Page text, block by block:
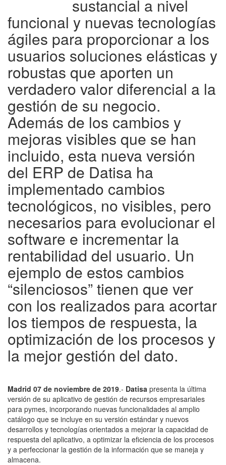
sustancial a nivel
funcional y nuevas tecnologías
ágiles para proporcionar a los
usuarios soluciones elásticas y
robustas que aporten un
verdadero valor diferencial a la
gestión de su negocio.
Además de los cambios y
mejoras visibles que se han
incluido, esta nueva versión
del ERP de Datisa ha
implementado cambios
tecnológicos, no visibles, pero
necesarios para evolucionar el
software e incrementar la
rentabilidad del usuario. Un
ejemplo de estos cambios
“silenciosos” tienen que ver
con los realizados para acortar
los tiempos de respuesta, la
optimización de los procesos y
la mejor gestión del dato.
Madrid 07 de noviembre de 2019.- Datisa presenta la última
versión de su aplicativo de gestión de recursos empresariales
para pymes, incorporando nuevas funcionalidades al amplio
catálogo que se incluye en su versión estándar y nuevos
desarrollos y tecnologías orientados a mejorar la capacidad de
respuesta del aplicativo, a optimizar la eficiencia de los procesos
y a perfeccionar la gestión de la información que se maneja y
almacena.